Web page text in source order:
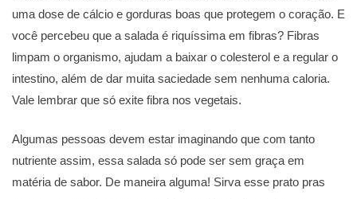
uma dose de cálcio e gorduras boas que protegem o coração. E
você percebeu que a salada é riquíssima em fibras? Fibras
limpam o organismo, ajudam a baixar o colesterol e a regular o
intestino, além de dar muita saciedade sem nenhuma caloria.
Vale lembrar que só exite fibra nos vegetais.
Algumas pessoas devem estar imaginando que com tanto
nutriente assim, essa salada só pode ser sem graça em
matéria de sabor. De maneira alguma! Sirva esse prato pras